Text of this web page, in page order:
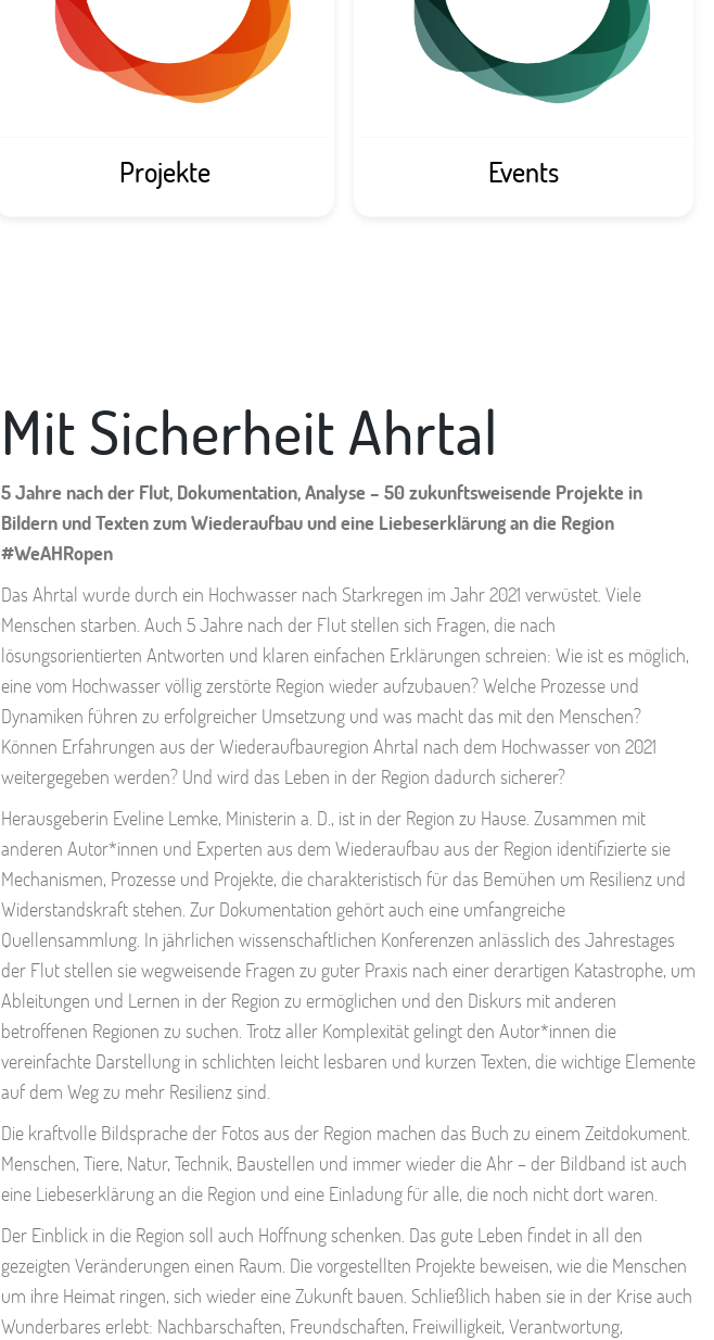
Projekte Events
Mit Sicherheit Ahrtal
5 Jahre nach der Flut, Dokumentation, Analyse – 50 zukunftsweisende Projekte in
Bildern und Texten zum Wiederaufbau und eine Liebeserklärung an die Region
#WeAHRopen
Das Ahrtal wurde durch ein Hochwasser nach Starkregen im Jahr 2021 verwüstet. Viele
Menschen starben. Auch 5 Jahre nach der Flut stellen sich Fragen, die nach
lösungsorientierten Antworten und klaren einfachen Erklärungen schreien: Wie ist es möglich,
eine vom Hochwasser völlig zerstörte Region wieder aufzubauen? Welche Prozesse und
Dynamiken führen zu erfolgreicher Umsetzung und was macht das mit den Menschen?
Können Erfahrungen aus der Wiederaufbauregion Ahrtal nach dem Hochwasser von 2021
weitergegeben werden? Und wird das Leben in der Region dadurch sicherer?
Herausgeberin Eveline Lemke, Ministerin a. D., ist in der Region zu Hause. Zusammen mit
anderen Autor*innen und Experten aus dem Wiederaufbau aus der Region identifizierte sie
Mechanismen, Prozesse und Projekte, die charakteristisch für das Bemühen um Resilienz und
Widerstandskraft stehen. Zur Dokumentation gehört auch eine umfangreiche
Quellensammlung. In jährlichen wissenschaftlichen Konferenzen anlässlich des Jahrestages
der Flut stellen sie wegweisende Fragen zu guter Praxis nach einer derartigen Katastrophe, um
Ableitungen und Lernen in der Region zu ermöglichen und den Diskurs mit anderen
betroffenen Regionen zu suchen. Trotz aller Komplexität gelingt den Autor*innen die
vereinfachte Darstellung in schlichten leicht lesbaren und kurzen Texten, die wichtige Elemente
auf dem Weg zu mehr Resilienz sind.
Die kraftvolle Bildsprache der Fotos aus der Region machen das Buch zu einem Zeitdokument.
Menschen, Tiere, Natur, Technik, Baustellen und immer wieder die Ahr – der Bildband ist auch
eine Liebeserklärung an die Region und eine Einladung für alle, die noch nicht dort waren.
Der Einblick in die Region soll auch Hoffnung schenken. Das gute Leben findet in all den
gezeigten Veränderungen einen Raum. Die vorgestellten Projekte beweisen, wie die Menschen
um ihre Heimat ringen, sich wieder eine Zukunft bauen. Schließlich haben sie in der Krise auch
Wunderbares erlebt: Nachbarschaften, Freundschaften, Freiwilligkeit, Verantwortung,